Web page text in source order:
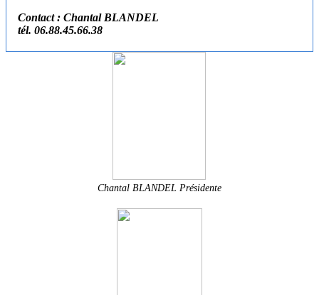
Contact : Chantal BLANDEL
tél. 06.88.45.66.38
Chantal BLANDEL Présidente